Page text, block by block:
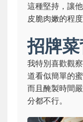
這種堅持，讓
皮脆肉嫩的程
招牌
我特別喜歡觀
道看似簡單的
而且醃製時間
分都不行。